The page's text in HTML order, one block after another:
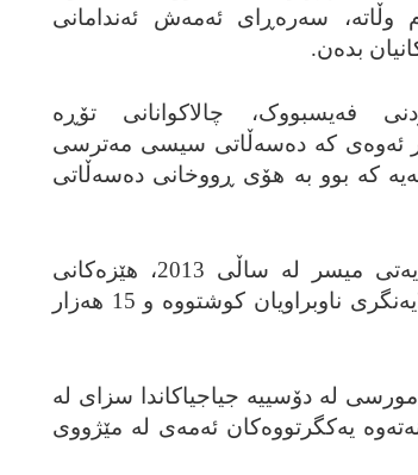
ئه‌م وڵاته‌، سه‌ره‌ڕای ئه‌مه‌ش ئه‌ندامانی
بده‌ن.
فه‌یسبووک، چالاکوانانی تۆڕه‌
به‌ر ئه‌وه‌ی که‌ ده‌سه‌ڵاتی سیسی مه‌ترسی
که‌ بوو به‌ هۆی ڕووخانی ده‌سه‌ڵاتی
له‌ کاتی لادانی مورسی له‌ کورسی سه‌رۆکایه‌تی میسر له‌ ساڵی 2013، هێزه‌کانی
پۆلیس و سوپا، لانیکه‌م 1400 خۆپێشانده‌ری لایه‌نگری ناوبراویان کوشتووه‌ و 15 هه‌زار
له‌ دۆسییه‌ جیاجیاکاندا سزای له‌
یه‌کگرتووه‌کان ئه‌مه‌ی له‌ مێژووی